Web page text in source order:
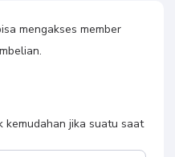
mengakses member
kemudahan jika suatu saat